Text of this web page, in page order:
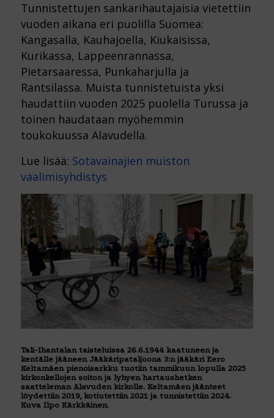
Tunnistettujen sankarihautajaisia vietettiin
vuoden aikana eri puolilla Suomea:
Kangasalla, Kauhajoella, Kiukaisissa,
Kurikassa, Lappeenrannassa,
Pietarsaaressa, Punkaharjulla ja
Rantsilassa. Muista tunnistetuista yksi
haudattiin vuoden 2025 puolella Turussa ja
toinen haudataan myöhemmin
toukokuussa Alavudella.
Lue lisää: Sotavainajien muiston
vaalimisyhdistys
Tali-Ihantalan taisteluissa 26.6.1944 kaatuneen ja
kentälle jääneen Jääkäripataljoona 3:n jääkäri Eero
Keltamäen pienoisarkku tuotiin tammikuun lopulla 2025
kirkonkellojen soiton ja lyhyen hartaushetken
saatteleman Alavuden kirkolle. Keltamäen jäänteet
löydettiin 2019, kotiutettiin 2021 ja tunnistettiin 2024.
Kuva Ilpo Kärkkäinen.